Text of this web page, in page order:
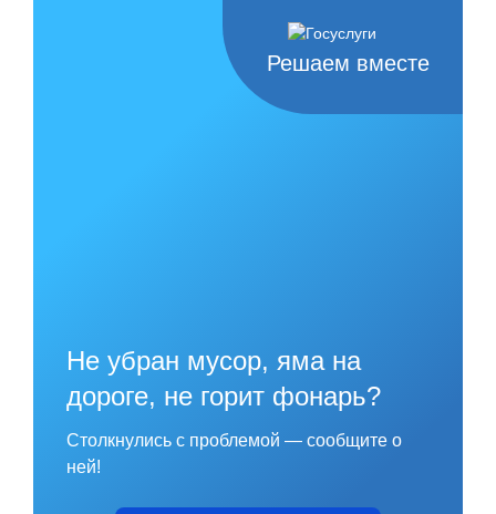
Решаем вместе
Не убран мусор, яма на
дороге, не горит фонарь?
Столкнулись с проблемой — сообщите о
ней!